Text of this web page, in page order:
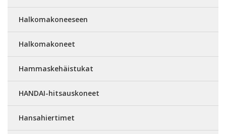
Halkomakoneeseen
Halkomakoneet
Hammaskehäistukat
HANDAI-hitsauskoneet
Hansahiertimet